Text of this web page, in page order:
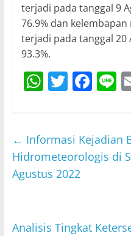
terjadi pada tanggal 9
76.9% dan
terjadi pada tanggal 20
93.3%.
W
s
A
p
T
er
F
e
b
k
Li
← Informasi Kejadian
Hidrometeorologis di
Agustus 2022
Analisis Tingkat